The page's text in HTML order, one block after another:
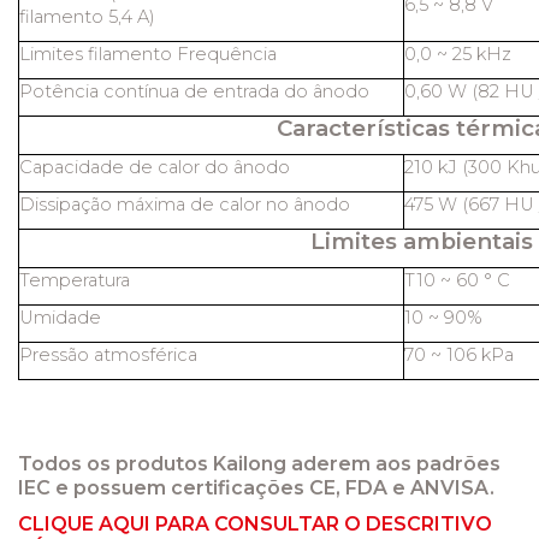
filamento 5,4 A)
6,5 ~ 8,8 V
Limites filamento Frequência
0,0 ~ 25 kHz
Potência contínua de entrada do ânodo
0,60 W (82 HU
Características
Capacidade de calor do ânodo
210 kJ (300
Dissipação máxima de calor no ânodo
475 W (667 HU
Limites ambientais
Temperatura
T10 ~ 60 ° C
Umidade
10 ~ 90%
Pressão atmosférica
70 ~ 106 kPa
Todos os produtos Kailong aderem aos padrões
IEC e possuem certificações CE, FDA e ANVISA.
CLIQUE AQUI PARA CONSULTAR O DESCRITIVO